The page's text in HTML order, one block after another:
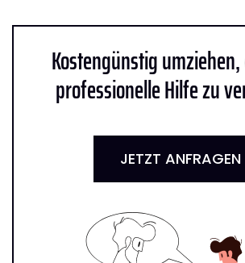
Kostengünstig
professionelle Hilfe zu
JETZT ANFRAGEN